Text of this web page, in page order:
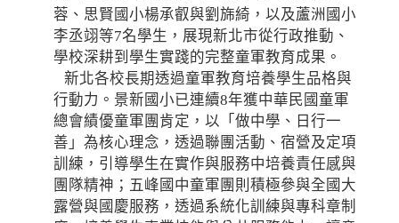
蓉、思賢國小楊承叡與劉旆綺，以及蘆洲國小
李丞翊等7名學生，展現新北市從行政推動、
學校深耕到學生實踐的完整童軍教育成果。
新北各校長期透過童軍教育培養學生品格與
行動力。景新國小已連續8年獲中華民國童軍
總會績優童軍團肯定，以「做中學、日行一
善」為核心理念，透過聯團活動、宿營及定項
訓練，引導學生在實作與服務中培養責任感與
團隊精神；五峰國中童軍團則積極參與全國大
露營與國慶服務，透過系統化訓練與專科章制